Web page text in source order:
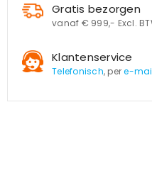
Gratis bezorgen
vanaf € 999,- Excl.
Klantenservice
Telefonisch, pere-